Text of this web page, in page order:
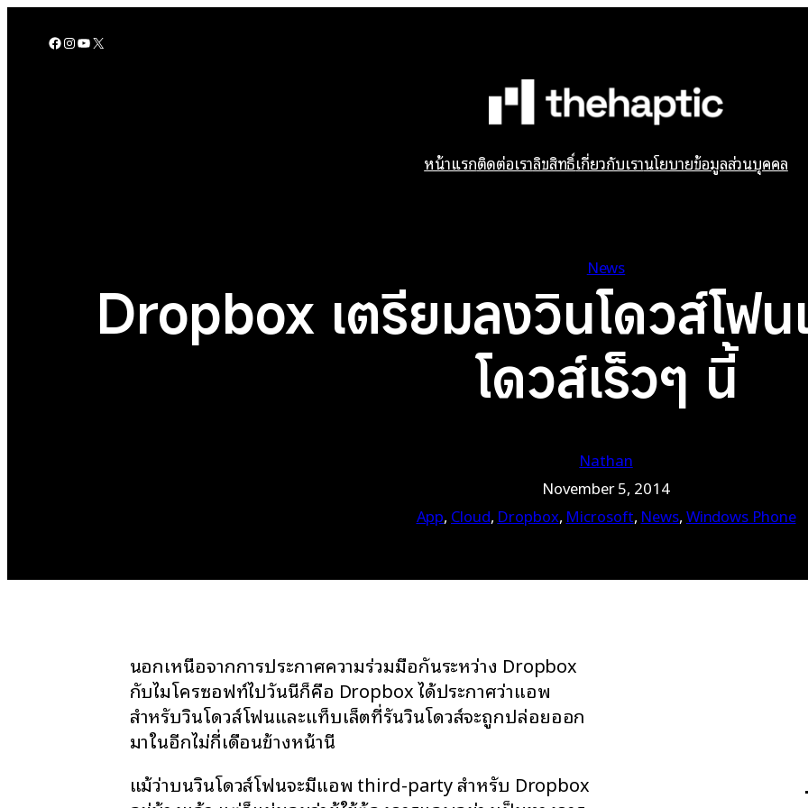
Facebook InstagramYouTube X
หน้าแรกติดต่อเราลิขสิทธิ์เกี่ยวกับเรานโยบายข้อมูลส่วนบุคคล
News
Dropbox เตรียมลงวินโดวส์โฟ
โดวส์เร็วๆ นี้
Nathan
November 5, 2014
App, Cloud, Dropbox, Microsoft, News, Windows Phone
นอกเหนือจากการประกาศความร่วมมือกันระหว่าง Dropbox
กับไมโครซอฟท์ไปวันนี้ก็คือ Dropbox ได้ประกาศว่าแอพ
สำหรับวินโดวส์โฟนและแท็บเล็ตที่รันวินโดวส์จะถูกปล่อยออก
มาในอีกไม่กี่เดือนข้างหน้านี้
แม้ว่าบนวินโดวส์โฟนจะมีแอพ third-party สำหรับ Dropbox